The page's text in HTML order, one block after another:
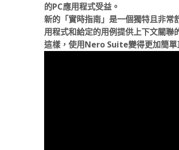
的PC應用程式受益。
新的「實時指南」是一個獨特且非常
用程式和給定的用例提供上下文關聯
這樣，使用Nero Suite變得更加簡單